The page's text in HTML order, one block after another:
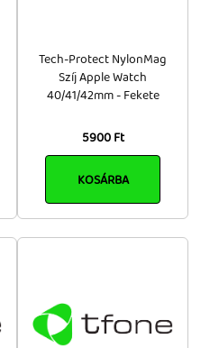
Tech-Protect NylonMag
Szíj Apple Watch
40/41/42mm - Fekete
5900 Ft
KOSÁRBA